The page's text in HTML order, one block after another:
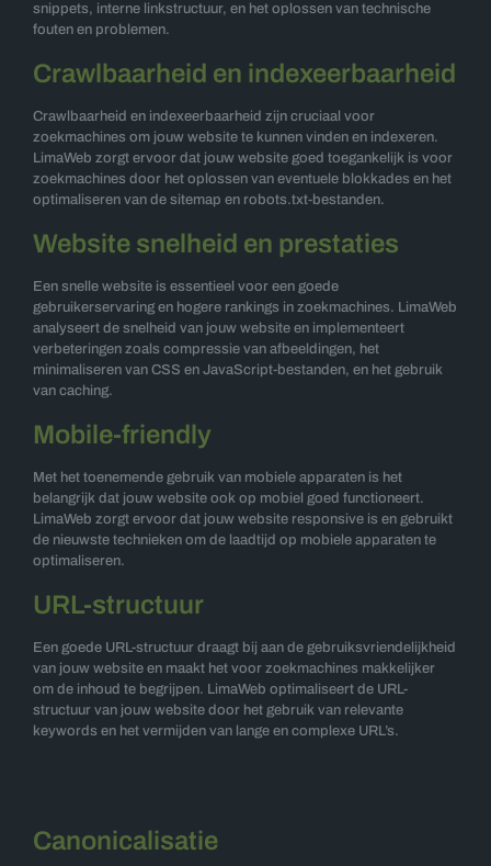
snippets, interne linkstructuur, en het oplossen van technische
fouten en problemen.
Crawlbaarheid en indexeerbaarheid
Crawlbaarheid en indexeerbaarheid zijn cruciaal voor
zoekmachines om jouw website te kunnen vinden en indexeren.
LimaWeb zorgt ervoor dat jouw website goed toegankelijk is voor
zoekmachines door het oplossen van eventuele blokkades en het
optimaliseren van de sitemap en robots.txt-bestanden.
Website snelheid en prestaties
Een snelle website is essentieel voor een goede
gebruikerservaring en hogere rankings in zoekmachines. LimaWeb
analyseert de snelheid van jouw website en implementeert
verbeteringen zoals compressie van afbeeldingen, het
minimaliseren van CSS en JavaScript-bestanden, en het gebruik
van caching.
Mobile-friendly
Met het toenemende gebruik van mobiele apparaten is het
belangrijk dat jouw website ook op mobiel goed functioneert.
LimaWeb zorgt ervoor dat jouw website responsive is en gebruikt
de nieuwste technieken om de laadtijd op mobiele apparaten te
optimaliseren.
URL-structuur
Een goede URL-structuur draagt bij aan de gebruiksvriendelijkheid
van jouw website en maakt het voor zoekmachines makkelijker
om de inhoud te begrijpen. LimaWeb optimaliseert de URL-
structuur van jouw website door het gebruik van relevante
keywords en het vermijden van lange en complexe URL’s.
Canonicalisatie